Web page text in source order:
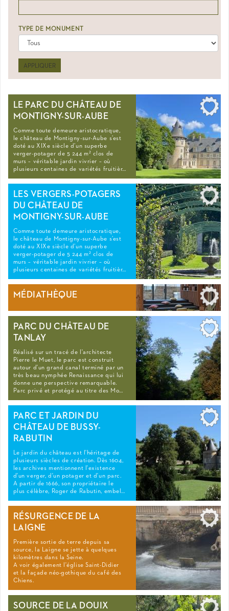
TYPE DE MONUMENT
APPLIQUER
LE PARC DU CHÂTEAU DE
MONTIGNY-SUR-AUBE
Comme toute demeure aristocratique,
le château de Montigny-sur-Aube s’est
doté au XIXe siècle d’un superbe
verger-potager de 5 244 m² clos de
murs – véritable jardin vivrier – où
plusieurs centaines de variétés fruitièr…
LES VERGERS-POTAGERS
DU CHÂTEAU DE
MONTIGNY-SUR-AUBE
Comme toute demeure aristocratique,
le château de Montigny-sur-Aube s’est
doté au XIXe siècle d’un superbe
verger-potager de 5 244 m² clos de
murs – véritable jardin vivrier – où
plusieurs centaines de variétés fruitièr…
MÉDIATHÈQUE
PARC DU CHÂTEAU DE
TANLAY
Réalisé sur un tracé de l'architecte
Pierre le Muet, le parc est construit
autour d'un grand canal terminé par un
très beau nymphée Renaissance qui lui
donne une perspective remarquable.
Parc privé et protégé au titre des Mo…
PARC ET JARDIN DU
CHÂTEAU DE BUSSY-
RABUTIN
Le jardin du château est l'héritage de
plusieurs siècles de création. Dès 1604,
les archives mentionnent l'existence
d'un verger, d'un potager et d'un parc.
A partir de 1666, son propriétaire le
plus célèbre, Roger de Rabutin, embel…
RÉSURGENCE DE LA
LAIGNE
Première sortie de terre depuis sa
source, la Laigne se jette à quelques
kilomètres dans la Seine.
A voir également l'église Saint-Didier
et la façade néo-gothique du café des
Chiens.
SOURCE DE LA DOUIX